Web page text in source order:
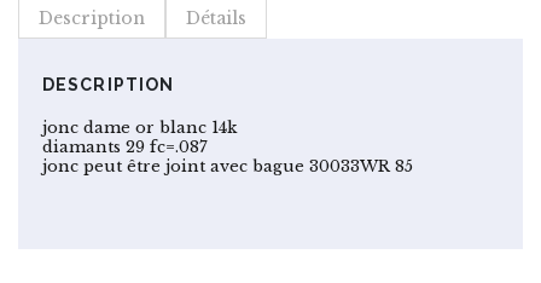
Description Détails
DESCRIPTION
jonc dame or blanc 14k
diamants 29 fc=.087
jonc peut être joint avec bague 30033WR 85